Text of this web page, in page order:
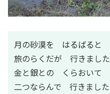
月の砂漠を はるばると
旅のらくだが 行きました
金と銀との くらおいて
二つならんで 行きました